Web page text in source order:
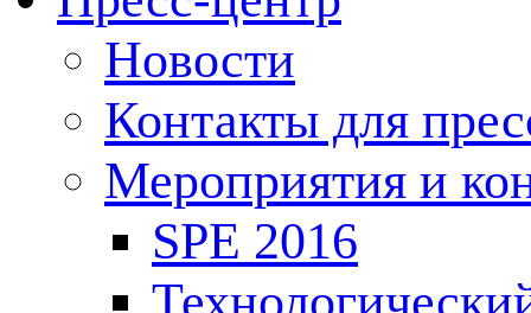
Новости
Контакты для
Мероприятия и
SPE 2016